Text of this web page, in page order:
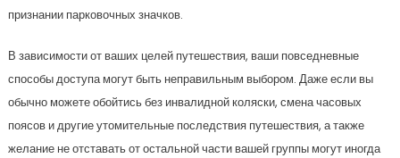
признании парковочных значков.
В зависимости от ваших целей путешествия, ваши повседневные
способы доступа могут быть неправильным выбором. Даже если вы
обычно можете обойтись без инвалидной коляски, смена часовых
поясов и другие утомительные последствия путешествия, а также
желание не отставать от остальной части вашей группы могут иногда